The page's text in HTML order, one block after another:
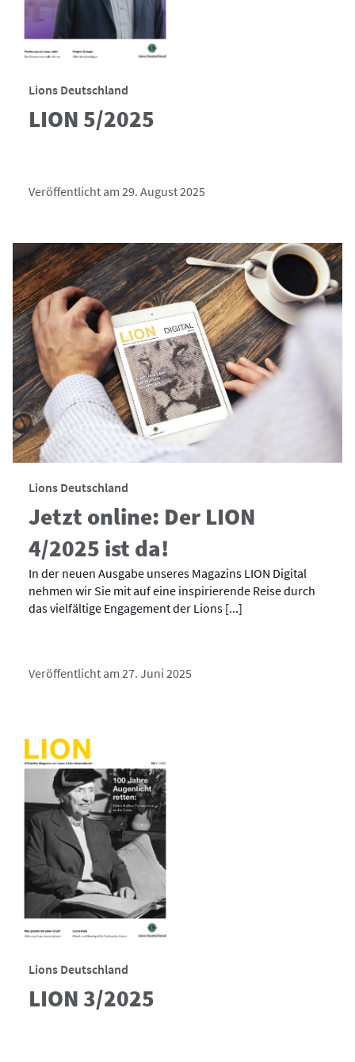
Lions Deutschland
LION 5/2025
Veröffentlicht am 29. August 2025
Lions Deutschland
Jetzt online: Der LION
4/2025 ist da!
In der neuen Ausgabe unseres Magazins LION Digital
nehmen wir Sie mit auf eine inspirierende Reise durch
das vielfältige Engagement der Lions [...]
Veröffentlicht am 27. Juni 2025
Lions Deutschland
LION 3/2025